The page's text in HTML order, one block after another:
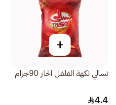
+
تسالي نكهة الفلفل الحار 90جرام
4.4